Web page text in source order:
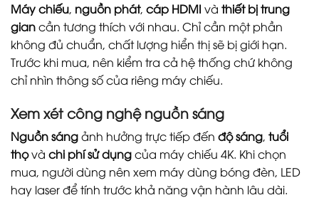
Máy chiếu, nguồn phát, cáp HDMI và thiết bị trung
giancần tương thích với nhau. Chỉ cần một phần
không đủ chuẩn, chất lượng hiển thị sẽ bị giới hạn.
Trước khi mua, nên kiểm tra cả hệ thống chứ không
chỉ nhìn thông số của riêng máy chiếu.
Xem xét công nghệ nguồn sáng
Nguồn sángảnh hưởng trực tiếp đến độ sáng, tuổi
thọvà chi phí sử dụngcủa máy chiếu 4K. Khi chọn
mua, người dùng nên xem máy dùng bóng đèn, LED
hay laser để tính trước khả năng vận hành lâu dài.